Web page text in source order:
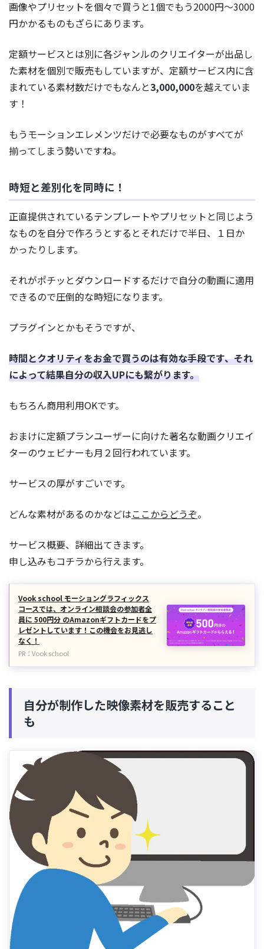
画像やプリセットを個々で買うと1個でもう2000円〜3000
円かかるものもざらにあります。
定額サービスとは別に各ジャンルのクリエイターが出品し
た素材を個別で販売もしていますが、定額サービス内に含
まれている素材数だけでもなんと3,000,000を越えていま
す！
もうモーションエレメンツだけで必要なものがすべてが
揃ってしまう勢いですね。
時短と差別化を同時に！
正直提供されているテンプレートやプリセットと同じよう
なものを自分で作ろうとするとそれだけで半日、１日か
かったりします。
それがポチッとダウンロードするだけで自分の動画に適用
できるので圧倒的な時短になります。
プラグインとかもそうですが、
時間とクオリティをお金で買うのは有効な手段です、それ
によって結果自分の収入UPにも繋がります。
もちろん商用利用OKです。
おまけに定額プランユーザーに向けた著名な動画クリエイ
ターのウェビナーも月２回行われています。
サービスの厚がすごいです。
どんな素材があるのかなどはここからどうぞ。
サービス概要、詳細出てきます。
申し込みもコチラから行えます。
Vook school モーショングラフィックス
コースでは、オンライン相談会の参加者全
員に 500円分 のAmazonギフトカードをプ
レゼントしています！この機会をお見逃し
なく！
PR：Vook school
自分が制作した映像素材を販売すること
も